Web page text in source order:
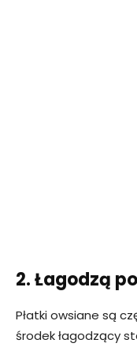
2. Łagodzą
Płatki owsiane są
środek łagodzący